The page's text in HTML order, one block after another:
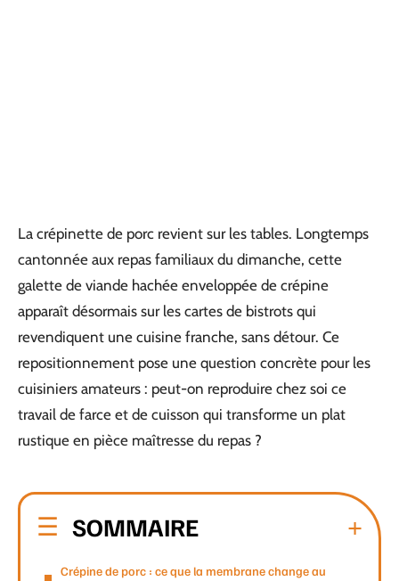
La crépinette de porc revient sur les tables. Longtemps
cantonnée aux repas familiaux du dimanche, cette
galette de viande hachée enveloppée de crépine
apparaît désormais sur les cartes de bistrots qui
revendiquent une cuisine franche, sans détour. Ce
repositionnement pose une question concrète pour les
cuisiniers amateurs : peut-on reproduire chez soi ce
travail de farce et de cuisson qui transforme un plat
rustique en pièce maîtresse du repas ?
SOMMAIRE
Crépine de porc : ce que la membrane change au